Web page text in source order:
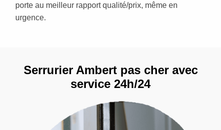
porte au meilleur rapport qualité/prix, même en
urgence.
Serrurier Ambert pas cher avec
service 24h/24